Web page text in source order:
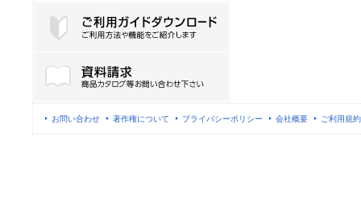
お問い合わせ 著作権について プライバシーポリシー 会社概要 ご利用規約